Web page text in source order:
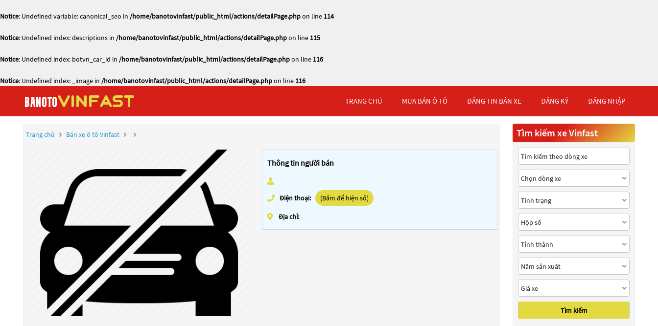
Notice: Undefined variable: canonical_seo in /home/banotovinfast/public_html/actions/detailPage.phpon line 114
Notice: Undefined index: descriptions in /home/banotovinfast/public_html/actions/detailPage.phpon line 115
Notice: Undefined index: botvn_car_id in /home/banotovinfast/public_html/actions/detailPage.phpon line 116
Notice: Undefined index: _image in /home/banotovinfast/public_html/actions/detailPage.phpon line 116
TRANG CHỦ MUA BÁN Ô TÔ ĐĂNG TIN BÁN XE ĐĂNG KÝ ĐĂNG NHẬP
Trang chủ Bán xe ô tô Vinfast
Thông tin người bán
Điện thoại: (Bấm để hiện số)
Địa chỉ:
Tìm kiếm xe Vinfast
Tìm kiếm